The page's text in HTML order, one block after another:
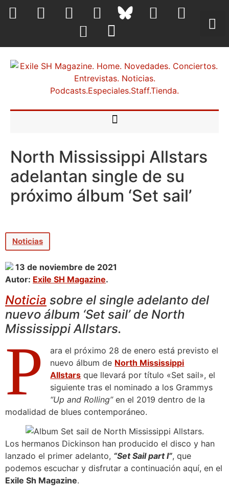
North Mississippi Allstars
adelantan single de su
próximo álbum ‘Set sail’
Noticias
13 de noviembre de 2021
Autor: Exile SH Magazine.
Noticia sobre el single adelanto del
nuevo álbum ‘Set sail’ de North
Mississippi Allstars.
P
ara el próximo 28 de enero está previsto el
nuevo álbum de North Mississippi
Allstars que llevará por título «Set sail», el
siguiente tras el nominado a los Grammys
“Up and Rolling”en el 2019 dentro de la
modalidad de blues contemporáneo.
Los hermanos Dickinson han producido el disco y han
lanzado el primer adelanto, “Set Sail part I”, que
podemos escuchar y disfrutar a continuación aquí, en el
Exile Sh Magazine.